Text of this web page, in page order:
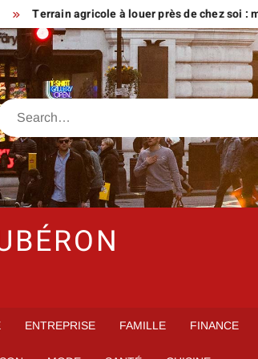
Terrain agricole à louer près de chez soi :
Search
ENTREPRISE FAMILLE FINANCE